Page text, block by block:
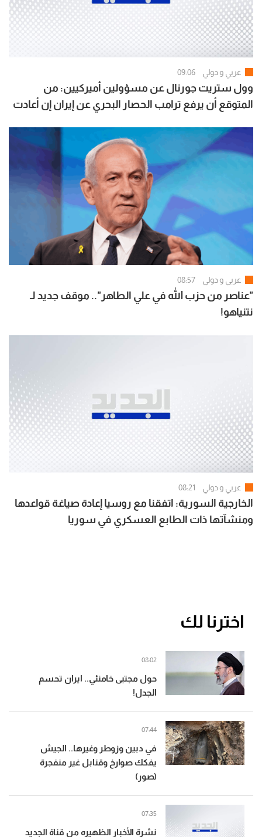
عربي و دولي 09:06
وول ستريت جورنال عن مسؤولين أميركيين: من
المتوقع أن يرفع ترامب الحصار البحري عن إيران إن أعادت
عربي و دولي 08:57
"عناصر من حزب الله في علي الطاهر".. موقف جديد لـ
نتنياهو!
عربي و دولي 08:21
الخارجية السورية: اتفقنا مع روسيا إعادة صياغة قواعدها
ومنشآتها ذات الطابع العسكري في سوريا
اخترنا لك
حول مجتبى خامنئي.. ايران تحسم
الجدل!
08:02
في دبين وزوطر وغيرها.. الجيش
يفكك صوارخ وقنابل غير منفجرة
(صور)
07:44
نشرة الأخبار الظهيره من قناة الجديد
07:35